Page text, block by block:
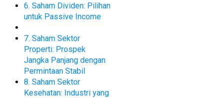
6. Saham Dividen: Pilihan
untuk Passive Income
7. Saham Sektor
Properti: Prospek
Jangka Panjang dengan
Permintaan Stabil
8. Saham Sektor
Kesehatan: Industri yang